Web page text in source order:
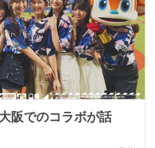
阪でのコラボが話